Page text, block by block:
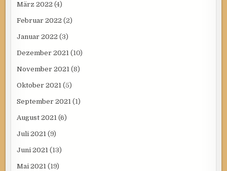
März 2022 (4)
Februar 2022 (2)
Januar 2022 (3)
Dezember 2021 (10)
November 2021 (8)
Oktober 2021 (5)
September 2021 (1)
August 2021 (6)
Juli 2021 (9)
Juni 2021 (13)
Mai 2021 (19)